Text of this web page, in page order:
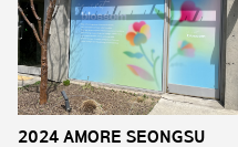
2024 AMORE SEONGSU